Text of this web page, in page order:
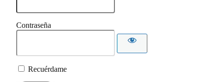
Contraseña
Recuérdame